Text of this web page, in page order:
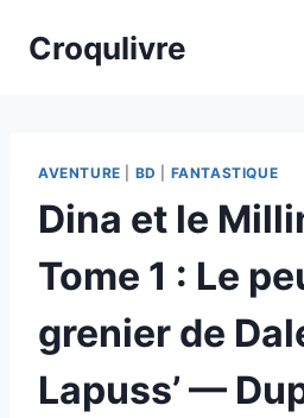
Croqulivre
AVENTURE BD FANTASTIQUE
Dina et le
Tome 1 : Le
grenier de
Lapuss’ —